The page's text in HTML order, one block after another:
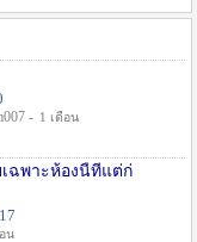
- 1 เดือน
เฉพาะห้องนี้ที่แต่ก่
17
น